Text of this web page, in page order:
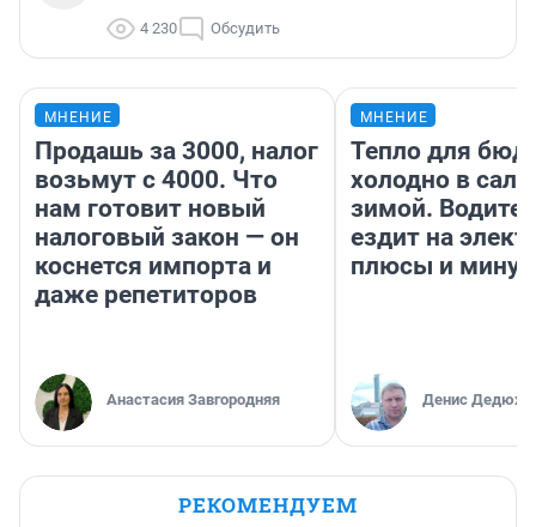
4 230 Обсудить
МНЕНИЕ
Продашь за 3000, налог
возьмут с 4000. Что
нам готовит новый
налоговый закон — он
коснется импорта и
даже репетиторов
Анастасия Завгородняя
МНЕНИЕ
Тепло для
холодно в
зимой.
ездит на
плюсы и
Денис
РЕКОМЕНДУЕМ